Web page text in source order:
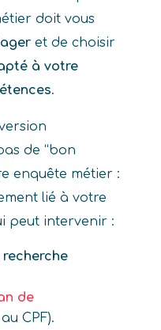
doit vous
et de choisir
à votre
.
de “bon
enquête métier :
lié à votre
peut intervenir :
recherche
de
CPF).